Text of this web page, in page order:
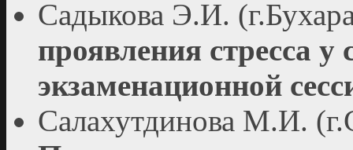
Садыкова Э.И.
проявления стресса у
экзаменационной
Салахутдинова М.И.